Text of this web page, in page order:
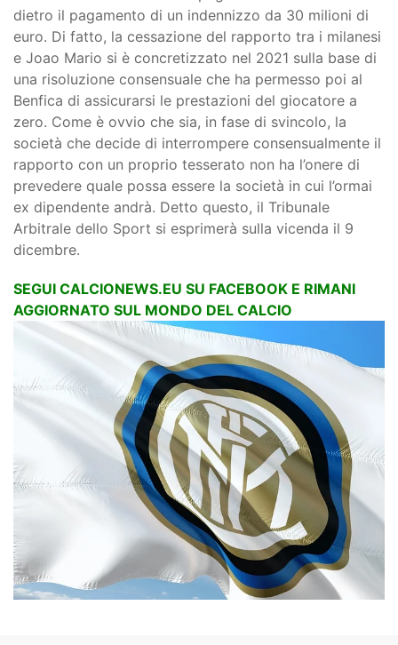
dietro il pagamento di un indennizzo da 30 milioni di
euro. Di fatto, la cessazione del rapporto tra i milanesi
e Joao Mario si è concretizzato nel 2021 sulla base di
una risoluzione consensuale che ha permesso poi al
Benfica di assicurarsi le prestazioni del giocatore a
zero. Come è ovvio che sia, in fase di svincolo, la
società che decide di interrompere consensualmente il
rapporto con un proprio tesserato non ha l’onere di
prevedere quale possa essere la società in cui l’ormai
ex dipendente andrà. Detto questo, il Tribunale
Arbitrale dello Sport si esprimerà sulla vicenda il 9
dicembre.
SEGUI CALCIONEWS.EU SU FACEBOOK E RIMANI
AGGIORNATO SUL MONDO DEL CALCIO